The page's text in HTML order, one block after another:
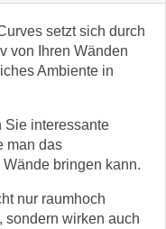
setzt sich durch
von Ihren Wänden
Ambiente in
Sie interessante
man das
bringen kann.
nur raumhoch
sondern wirken auch